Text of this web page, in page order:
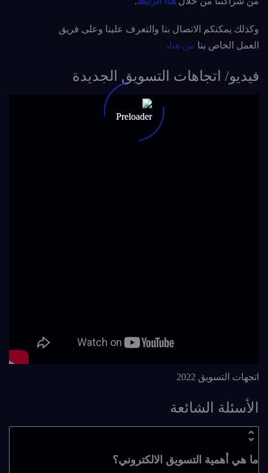
وكذلك يمكنكم الاتصال بنا والتعرف علينا وعلى فريق
العمل الخاص بنا من هنا.
فيديو/ اتجاهات التسويق الجديدة
اتجهات التسويق 2022
الأسئلة الشائعة
ما هي أهمية التسويق الالكتروني؟